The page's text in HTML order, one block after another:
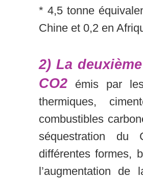
* 4,5 tonne
Chine et 0,2 en
2) La
CO2 émis par
thermiques,
combustibles
séquestration
différentes formes,
l’augmentation